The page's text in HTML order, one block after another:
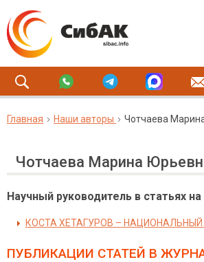
Главная Наши авторы Чотчаева
Чотчаева Марина
Научный руководитель в статьях
КОСТА ХЕТАГУРОВ –
ПУБЛИКАЦИИ СТАТЕЙ В